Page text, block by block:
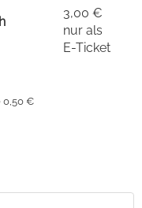
3,00 €
nur als
E-Ticket
0,50 €